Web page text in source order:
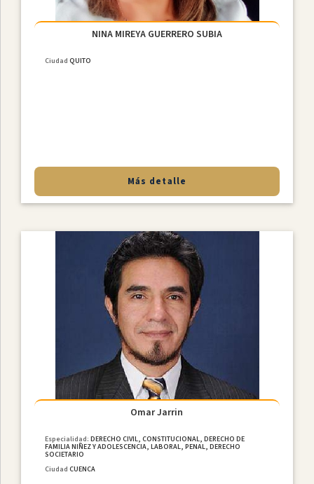
NINA MIREYA GUERRERO SUBIA
Ciudad QUITO
Más detalle
Omar Jarrin
Especialidad:DERECHO CIVIL, CONSTITUCIONAL, DERECHO DE
FAMILIA NIÑEZ Y ADOLESCENCIA, LABORAL, PENAL, DERECHO
SOCIETARIO
Ciudad CUENCA